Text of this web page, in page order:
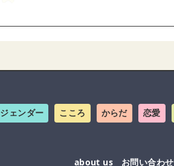
ジェンダー こころ からだ 恋愛
about us お問い合わせ